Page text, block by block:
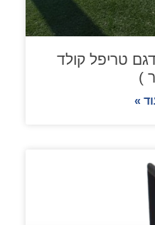
טריפל קולד
)
»